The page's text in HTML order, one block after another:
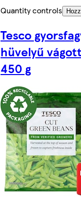
Quantity controls
Tesco
hüvelyű
450 g